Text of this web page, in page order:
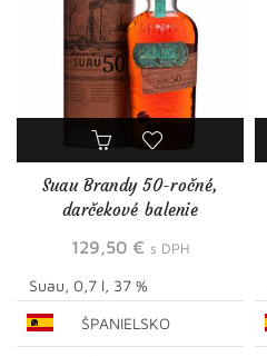
Suau Brandy 50-ročné,
darčekové balenie
129,50 € s DPH
Suau, 0,7 l, 37 %
ŠPANIELSKO